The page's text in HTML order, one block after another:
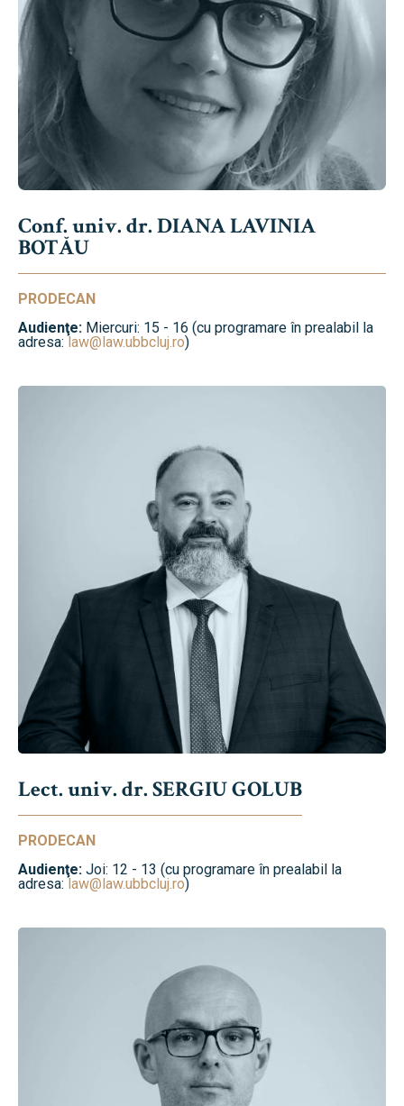
Conf. univ. dr. DIANA LAVINIA
BOTĂU
PRODECAN
Audienţe: Miercuri: 15 - 16 (cu programare în prealabil la
adresa: law@law.ubbcluj.ro)
Lect. univ. dr. SERGIU GOLUB
PRODECAN
Audienţe: Joi: 12 - 13 (cu programare în prealabil la
adresa:law@law.ubbcluj.ro)